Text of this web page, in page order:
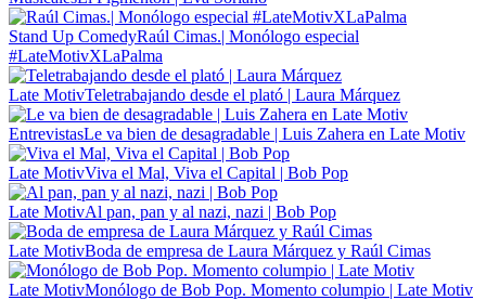
Stand Up ComedyRaúl Cimas.| Monólogo especial
#LateMotivXLaPalma
Late MotivTeletrabajando desde el plató | Laura Márquez
EntrevistasLe va bien de desagradable | Luis Zahera en Late Motiv
Late MotivViva el Mal, Viva el Capital | Bob Pop
Late MotivAl pan, pan y al nazi, nazi | Bob Pop
Late MotivBoda de empresa de Laura Márquez y Raúl Cimas
Late MotivMonólogo de Bob Pop. Momento columpio | Late Motiv